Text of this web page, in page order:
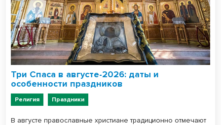
Три Спаса в августе-2026: даты и
особенности праздников
Религия Праздники
В августе православные христиане традиционно отмечают